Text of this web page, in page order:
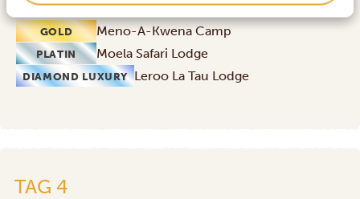
GOLD Meno-A-Kwena Camp
PLATIN Moela Safari Lodge
DIAMOND LUXURY Leroo La Tau Lodge
TAG 4